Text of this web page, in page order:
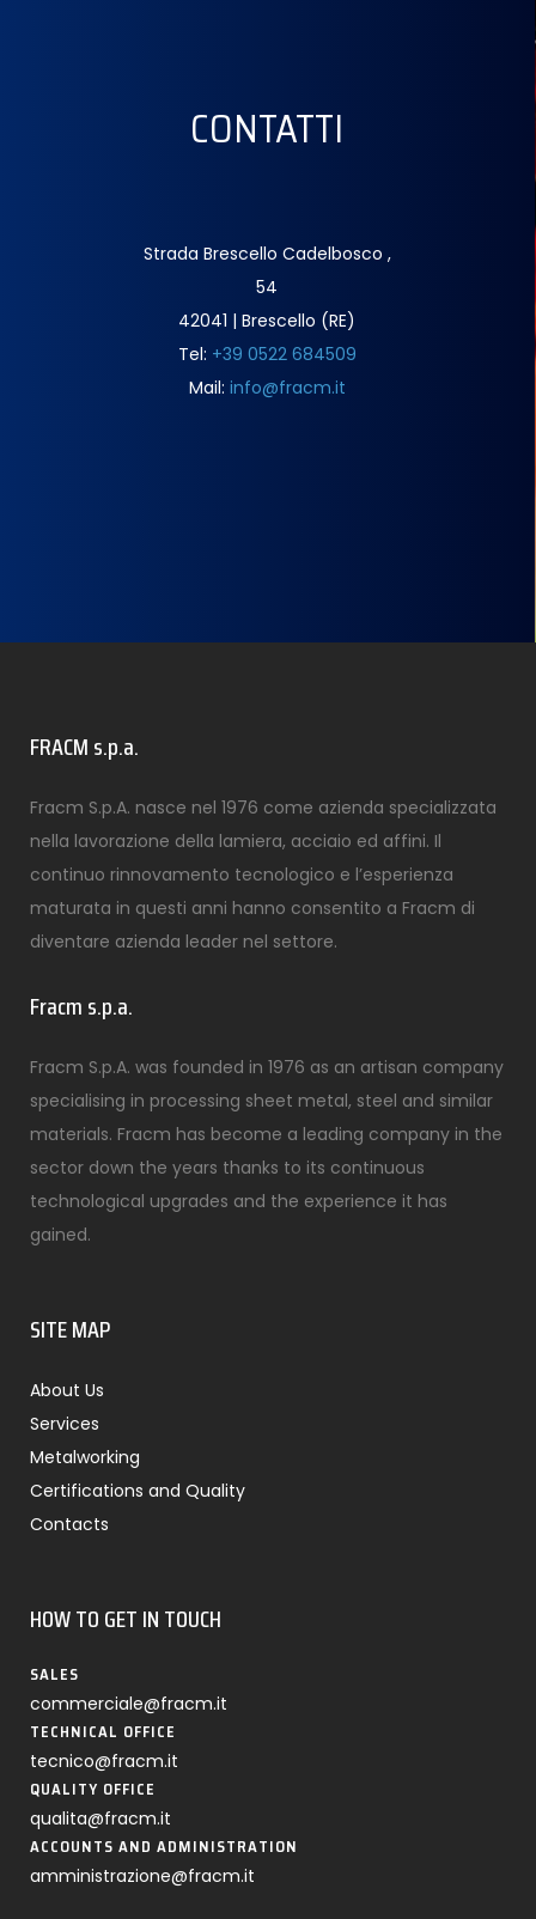
CONTATTI
Strada Brescello Cadelbosco ,
54
42041 | Brescello (RE)
Tel: +39 0522 684509
Mail: info@fracm.it
FRACM s.p.a.
Fracm S.p.A. nasce nel 1976 come azienda specializzata
nella lavorazione della lamiera, acciaio ed affini. Il
continuo rinnovamento tecnologico e l’esperienza
maturata in questi anni hanno consentito a Fracm di
diventare azienda leader nel settore.
Fracm s.p.a.
Fracm S.p.A. was founded in 1976 as an artisan company
specialising in processing sheet metal, steel and similar
materials. Fracm has become a leading company in the
sector down the years thanks to its continuous
technological upgrades and the experience it has
gained.
SITE MAP
About Us
Services
Metalworking
Certifications and Quality
Contacts
HOW TO GET IN TOUCH
SALES
commerciale@fracm.it
TECHNICAL OFFICE
tecnico@fracm.it
QUALITY OFFICE
qualita@fracm.it
ACCOUNTS AND ADMINISTRATION
amministrazione@fracm.it